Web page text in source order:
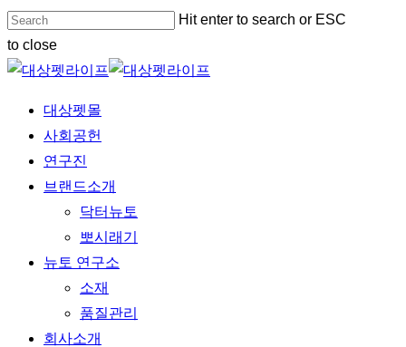
Skip
to
main
Hit enter to search or ESC
to close
Close
Menu 대상펫몰
사회공헌
연구진
브랜드소개
닥터뉴토
뽀시래기
뉴토 연구소
소재
품질관리
회사소개